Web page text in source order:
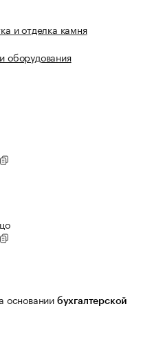
и отделка камня
оборудования
основании бухгалтерской